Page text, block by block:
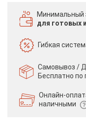
Минимальный
для готовых
Гибкая
Самовывоз /
Бесплатно по
Онлайн-
наличными